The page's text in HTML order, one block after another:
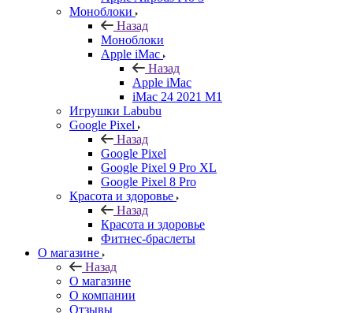
Моноблоки
Назад
Моноблоки
Apple iMac
Назад
Apple iMac
iMac 24 2021 M1
Игрушки Labubu
Google Pixel
Назад
Google Pixel
Google Pixel 9 Pro XL
Google Pixel 8 Pro
Красота и здоровье
Назад
Красота и здоровье
Фитнес-браслеты
О магазине
Назад
О магазине
О компании
Отзывы